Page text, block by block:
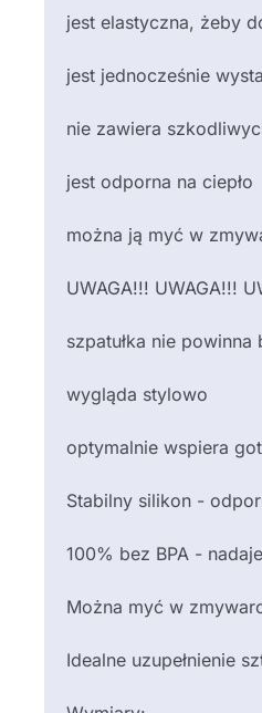
jest elastyczna, żeby
jest jednocześnie
nie zawiera
jest odporna na ciepło
można ją myć w
UWAGA!!! UWAGA!!!
szpatułka nie
wygląda stylowo
optymalnie wspiera
Stabilny silikon -
100% bez BPA -
Można myć w
Idealne uzupełnienie